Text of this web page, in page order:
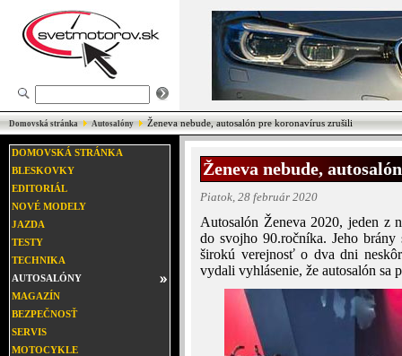
Domovská stránka Autosalóny Ženeva nebude, autosalón pre koronavírus zrušili
DOMOVSKÁ STRÁNKA
BLESKOVKY
EDITORIÁL
NOVÉ MODELY
JAZDA
TESTY
TECHNIKA
AUTOSALÓNY
MAGAZÍN
BEZPEČNOSŤ
SERVIS
MOTOCYKLE
Ženeva nebude,
Piatok, 28 február 2020
Autosalón Ženeva 2020, jeden z
do svojho 90.ročníka. Jeho
širokú verejnosť o dva dni
vydali vyhlásenie, že autosalón sa